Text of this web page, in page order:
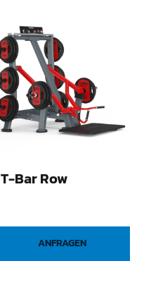
T-Bar Row
ANFRAGEN